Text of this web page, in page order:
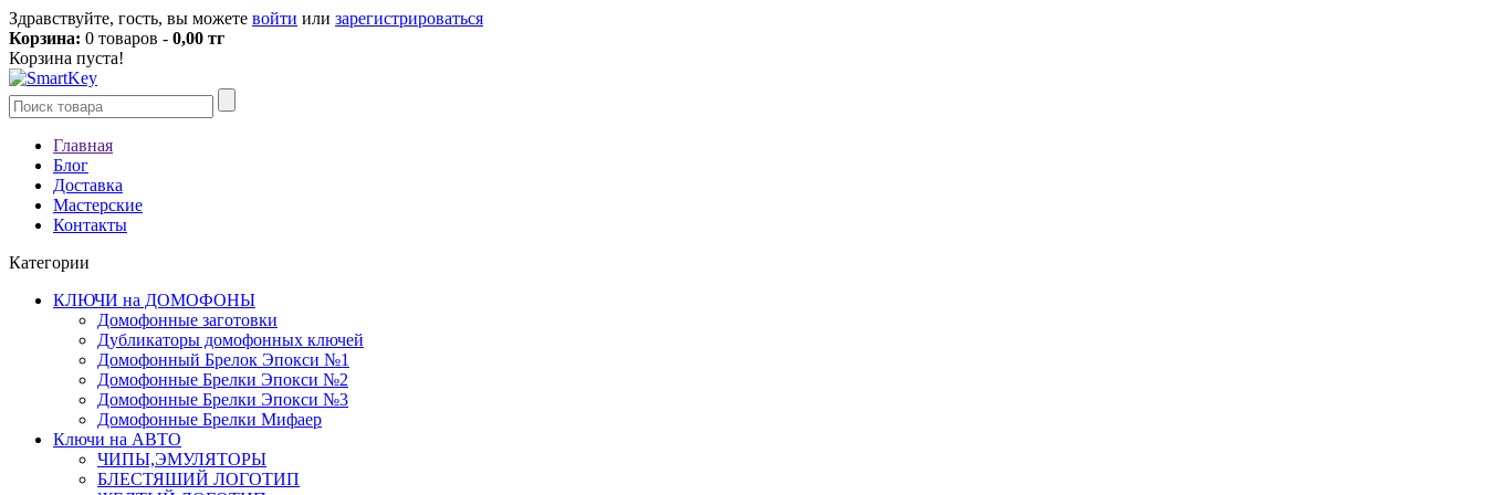
Здравствуйте, гость, вы можете войти или зарегистрироваться
Корзина: 0 товаров - 0,00 тг
Корзина пуста!
Главная
Блог
Доставка
Мастерские
Контакты
Категории
КЛЮЧИ на ДОМОФОНЫ
Домофонные заготовки
Дубликаторы домофонных ключей
Домофонный Брелок Эпокси №1
Домофонные Брелки Эпокси №2
Домофонные Брелки Эпокси №3
Домофонные Брелки Мифаер
Ключи на АВТО
ЧИПЫ,ЭМУЛЯТОРЫ
БЛЕСТЯШИЙ ЛОГОТИП